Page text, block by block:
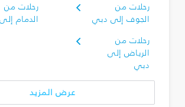
رحلات من
الجوف إلى دبي
رحلات من
الدمام
رحلات من
الرياض إلى
دبي
عرض المزيد